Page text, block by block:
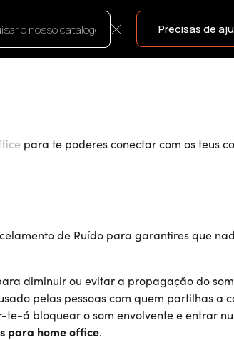
Precisas de
para te poderes conectar com os teus
de Ruído para garantires que
diminuir ou evitar a propagação do
pelas pessoas com quem partilhas a
á bloquear o som envolvente e entrar
para home office.